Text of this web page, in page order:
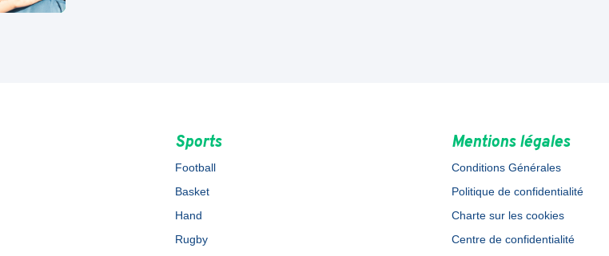
Sports
Football
Basket
Hand
Rugby
Mentions légales
Conditions Générales
Politique de confidentialité
Charte sur les cookies
Centre de confidentialité